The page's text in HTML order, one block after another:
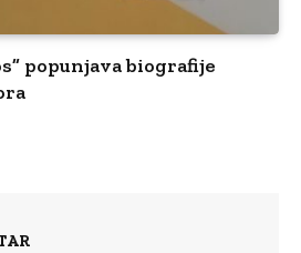
popunjava biografije